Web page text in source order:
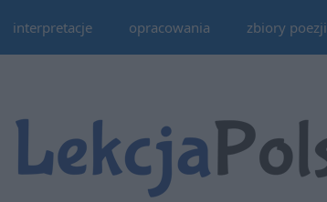
interpretacje opracowania zbiory poezji